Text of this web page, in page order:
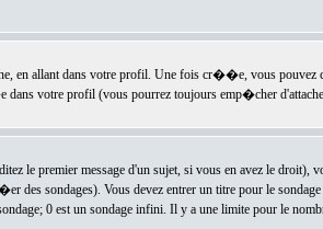
en allant dans votre profil. Une fois cr��e, vous pouvez
votre profil (vous pourrez toujours emp�cher
le premier message d'un sujet, si vous en avez le droit),
des sondages). Vous devez entrer un titre pour le
0 est un sondage infini. Il y a une limite pour le